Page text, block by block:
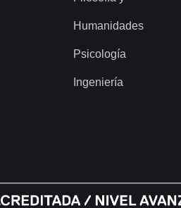
Humanidades
Psicología
Ingeniería